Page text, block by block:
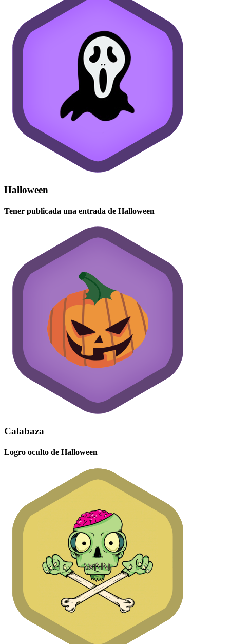
Halloween
Tener publicada una entrada de Halloween
Calabaza
Logro oculto de Halloween